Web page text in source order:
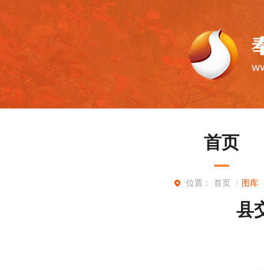
首页
位置： 首页 图库
县